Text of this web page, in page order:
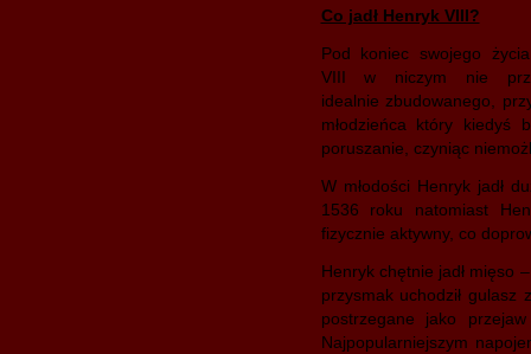
Co jadł Henryk VIII?
Pod koniec swojego
VIII w niczym nie
idealnie zbudowanego,
młodzieńca który kiedyś
poruszanie, czyniąc
W młodości Henryk jadł
1536 roku natomiast
fizycznie aktywny, co
Henryk chętnie jadł mięso
przysmak uchodził gulasz
postrzegane jako
Najpopularniejszym